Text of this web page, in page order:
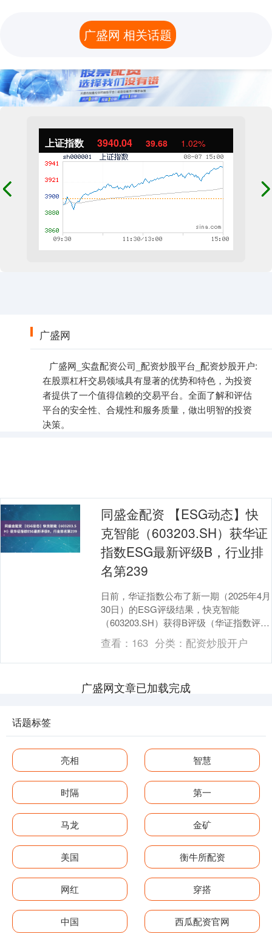
上证指数 3940.04 39.68 1.02%
广盛网
广盛网_实盘配资公司_配资炒股平台_配资炒股开户:
在股票杠杆交易领域具有显著的优势和特色，为投资
者提供了一个值得信赖的交易平台。全面了解和评估
平台的安全性、合规性和服务质量，做出明智的投资
决策。
广盛网 相关话题
同盛金配资 【ESG动态】快
克智能（603203.SH）获华证
指数ESG最新评级B，行业排
名第239
日前，华证指数公布了新一期（2025年4月
30日）的ESG评级结果，快克智能
（603203.SH）获得B评级（华证指数评级
为C起至AAA九档，C为最低档，AAA....
查看： 163 分类： 配资炒股开户
广盛网文章已加载完成
话题标签
亮相 智慧
时隔 第一
马龙 金矿
美国 衡牛所配资
网红 穿搭
中国 西瓜配资官网